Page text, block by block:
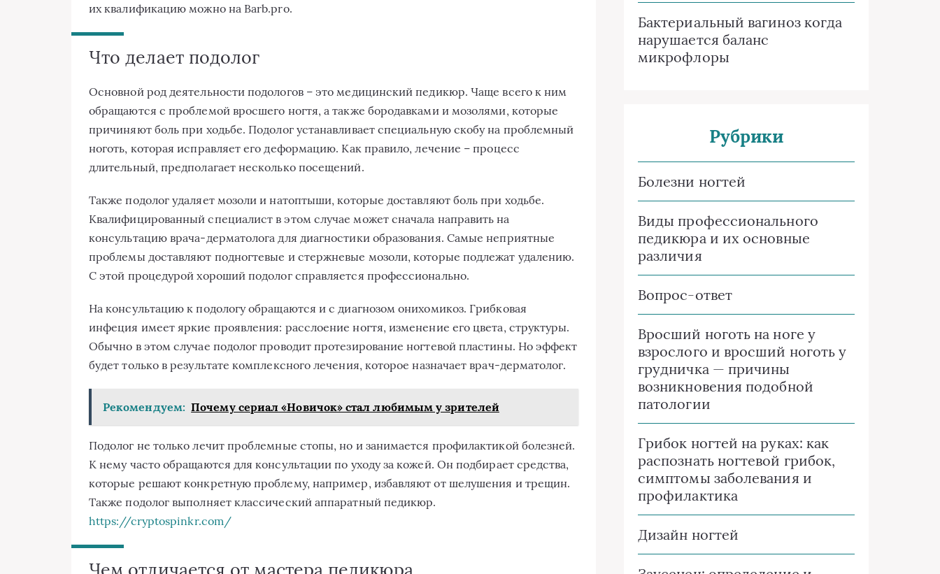
их квалификацию можно на Barb.pro.
Что делает подолог
Основной род деятельности подологов – это медицинский педикюр. Чаще всего к ним
обращаются с проблемой вросшего ногтя, а также бородавками и мозолями, которые
причиняют боль при ходьбе. Подолог устанавливает специальную скобу на проблемный
ноготь, которая исправляет его деформацию. Как правило, лечение – процесс
длительный, предполагает несколько посещений.
Также подолог удаляет мозоли и натоптыши, которые доставляют боль при ходьбе.
Квалифицированный специалист в этом случае может сначала направить на
консультацию врача-дерматолога для диагностики образования. Самые неприятные
проблемы доставляют подногтевые и стержневые мозоли, которые подлежат удалению.
С этой процедурой хороший подолог справляется профессионально.
На консультацию к подологу обращаются и с диагнозом онихомикоз. Грибковая
инфеция имеет яркие проявления: расслоение ногтя, изменение его цвета, структуры.
Обычно в этом случае подолог проводит протезирование ногтевой пластины. Но эффект
будет только в результате комплексного лечения, которое назначает врач-дерматолог.
Рекомендуем: Почему сериал «Новичок» стал любимым у зрителей
Подолог не только лечит проблемные стопы, но и занимается профилактикой болезней.
К нему часто обращаются для консультации по уходу за кожей. Он подбирает средства,
которые решают конкретную проблему, например, избавляют от шелушения и трещин.
Также подолог выполняет классический аппаратный педикюр.
https://cryptospinkr.com/
Бактериальный вагиноз когда
нарушается баланс
микрофлоры
Рубрики
Болезни ногтей
Виды профессионального
педикюра и их основные
различия
Вопрос-ответ
Вросший ноготь на ноге у
взрослого и вросший ноготь у
грудничка — причины
возникновения подобной
патологии
Грибок ногтей на руках: как
распознать ногтевой грибок,
симптомы заболевания и
профилактика
Дизайн ногтей